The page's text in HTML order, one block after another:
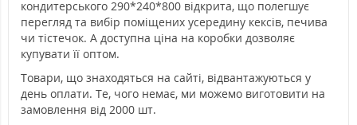
кондитерського 290*240*800 відкрита, що полегшує
перегляд та вибір поміщених усередину кексів, печива
чи тістечок. А доступна ціна на коробки дозволяє
купувати її оптом.
Товари, що знаходяться на сайті, відвантажуються у
день оплати. Те, чого немає, ми можемо виготовити на
замовлення від 2000 шт.